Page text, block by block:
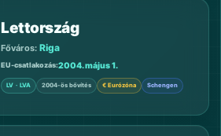
Lettország
Főváros: Riga
EU-csatlakozás 2004. május 1.
LV · LVA 2004-ös bővítés € Eurózóna Schengen